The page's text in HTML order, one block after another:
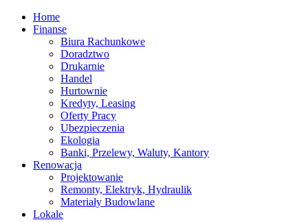
Home
Finanse
Biura Rachunkowe
Doradztwo
Drukarnie
Handel
Hurtownie
Kredyty, Leasing
Oferty Pracy
Ubezpieczenia
Ekologia
Banki, Przelewy, Waluty, Kantory
Renowacja
Projektowanie
Remonty, Elektryk, Hydraulik
Materiały Budowlane
Lokale